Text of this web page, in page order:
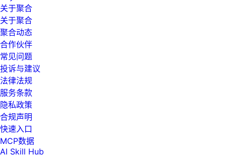
关于聚合
关于聚合
聚合动态
合作伙伴
常见问题
投诉与建议
法律法规
服务条款
隐私政策
合规声明
快速入口
MCP数据
AI Skill Hub